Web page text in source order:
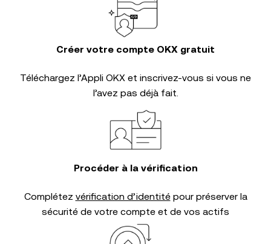
Créer votre compte OKX gratuit
Téléchargez l’Appli OKX et inscrivez-vous si vous ne
l’avez pas déjà fait.
Procéder à la vérification
Complétez vérification d’identitépour préserver la
sécurité de votre compte et de vos actifs